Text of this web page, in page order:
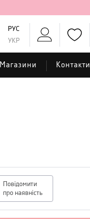
РУС
УКР
Магазини Контакти
Повідомити
про наявність